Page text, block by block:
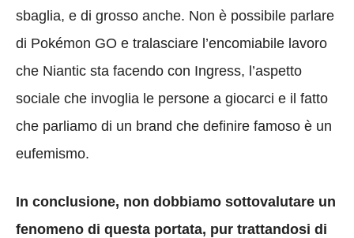
sbaglia, e di grosso anche. Non è possibile parlare
di Pokémon GO e tralasciare l’encomiabile lavoro
che Niantic sta facendo con Ingress, l’aspetto
sociale che invoglia le persone a giocarci e il fatto
che parliamo di un brand che definire famoso è un
eufemismo.
In conclusione, non dobbiamo sottovalutare un
fenomeno di questa portata, pur trattandosi di